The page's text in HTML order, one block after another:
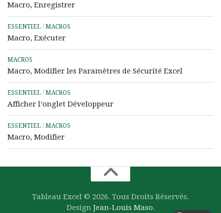
Macro, Enregistrer
ESSENTIEL / MACROS
Macro, Exécuter
MACROS
Macro, Modifier les Paramètres de Sécurité Excel
ESSENTIEL / MACROS
Afficher l’onglet Développeur
ESSENTIEL / MACROS
Macro, Modifier
Tableau Excel © 2026. Tous Droits Réservés.
Design Jean-Louis Maso.